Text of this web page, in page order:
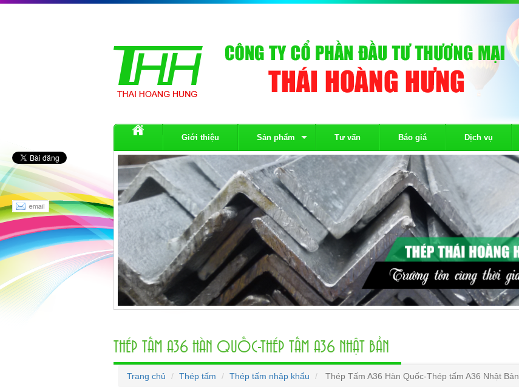
Giới thiệu Sản phẩm Tư vấn Báo giá Dịch vụ
THÉP TẤM A36 HÀN QUỐC-THÉP TẤM A36 NHẬT BẢN
Trang chủ Thép tấm Thép tấm nhập khẩu Thép Tấm A36 Hàn Quốc-Thép tấm A36 Nhật Bản